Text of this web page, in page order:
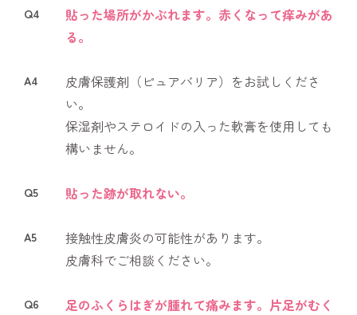
Q4
貼った場所がかぶれます。赤くなって痒みがあ
る。
A4
皮膚保護剤（ピュアバリア）をお試しくださ
い。
保湿剤やステロイドの入った軟膏を使用しても
構いません。
Q5 貼った跡が取れない。
A5
接触性皮膚炎の可能性があります。
皮膚科でご相談ください。
Q6
足のふくらはぎが腫れて痛みます。片足がむく